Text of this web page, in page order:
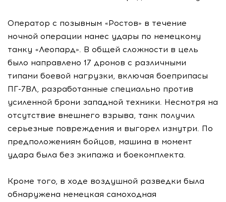
Оператор с позывным «Ростов» в течение
ночной операции нанес удары по немецкому
танку «Леопард». В общей сложности в цель
было направлено 17 дронов с различными
типами боевой нагрузки, включая боеприпасы
ПГ-7ВЛ, разработанные специально против
усиленной брони западной техники. Несмотря на
отсутствие внешнего взрыва, танк получил
серьезные повреждения и выгорел изнутри. По
предположениям бойцов, машина в момент
удара была без экипажа и боекомплекта.
Кроме того, в ходе воздушной разведки была
обнаружена немецкая самоходная